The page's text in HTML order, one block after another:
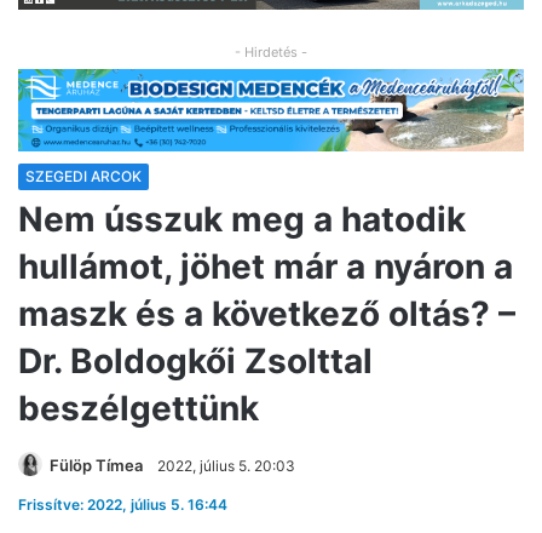
- Hirdetés -
SZEGEDI ARCOK
Nem ússzuk meg a hatodik
hullámot, jöhet már a nyáron a
maszk és a következő oltás? –
Dr. Boldogkői Zsolttal
beszélgettünk
Fülöp Tímea 2022, július 5. 20:03
Frissítve: 2022, július 5. 16:44